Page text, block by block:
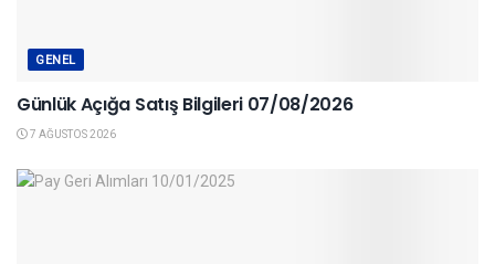
GENEL
Günlük Açığa Satış Bilgileri 07/08/2026
7 AĞUSTOS 2026